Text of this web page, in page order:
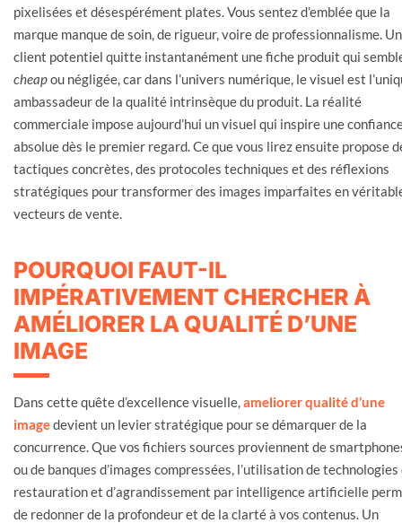
pixelisées et désespérément plates. Vous sentez d’emblée que la
marque manque de soin, de rigueur, voire de professionnalisme. Un
client potentiel quitte instantanément une fiche produit qui
cheapou négligée, car dans l’univers numérique, le visuel est
ambassadeur de la qualité intrinsèque du produit. La réalité
commerciale impose aujourd’hui un visuel qui inspire une
absolue dès le premier regard. Ce que vous lirez ensuite propose
tactiques concrètes, des protocoles techniques et des réflexions
stratégiques pour transformer des images imparfaites en
vecteurs de vente.
POURQUOI FAUT-IL
IMPÉRATIVEMENT CHERCHER À
AMÉLIORER LA QUALITÉ D’UNE
IMAGE
Dans cette quête d’excellence visuelle,ameliorer qualité d’une
imagedevient un levier stratégique pour se démarquer de la
concurrence. Que vos fichiers sources proviennent de
ou de banques d’images compressées, l’utilisation de technologies
restauration et d’agrandissement par intelligence artificielle
de redonner de la profondeur et de la clarté à vos contenus. Un